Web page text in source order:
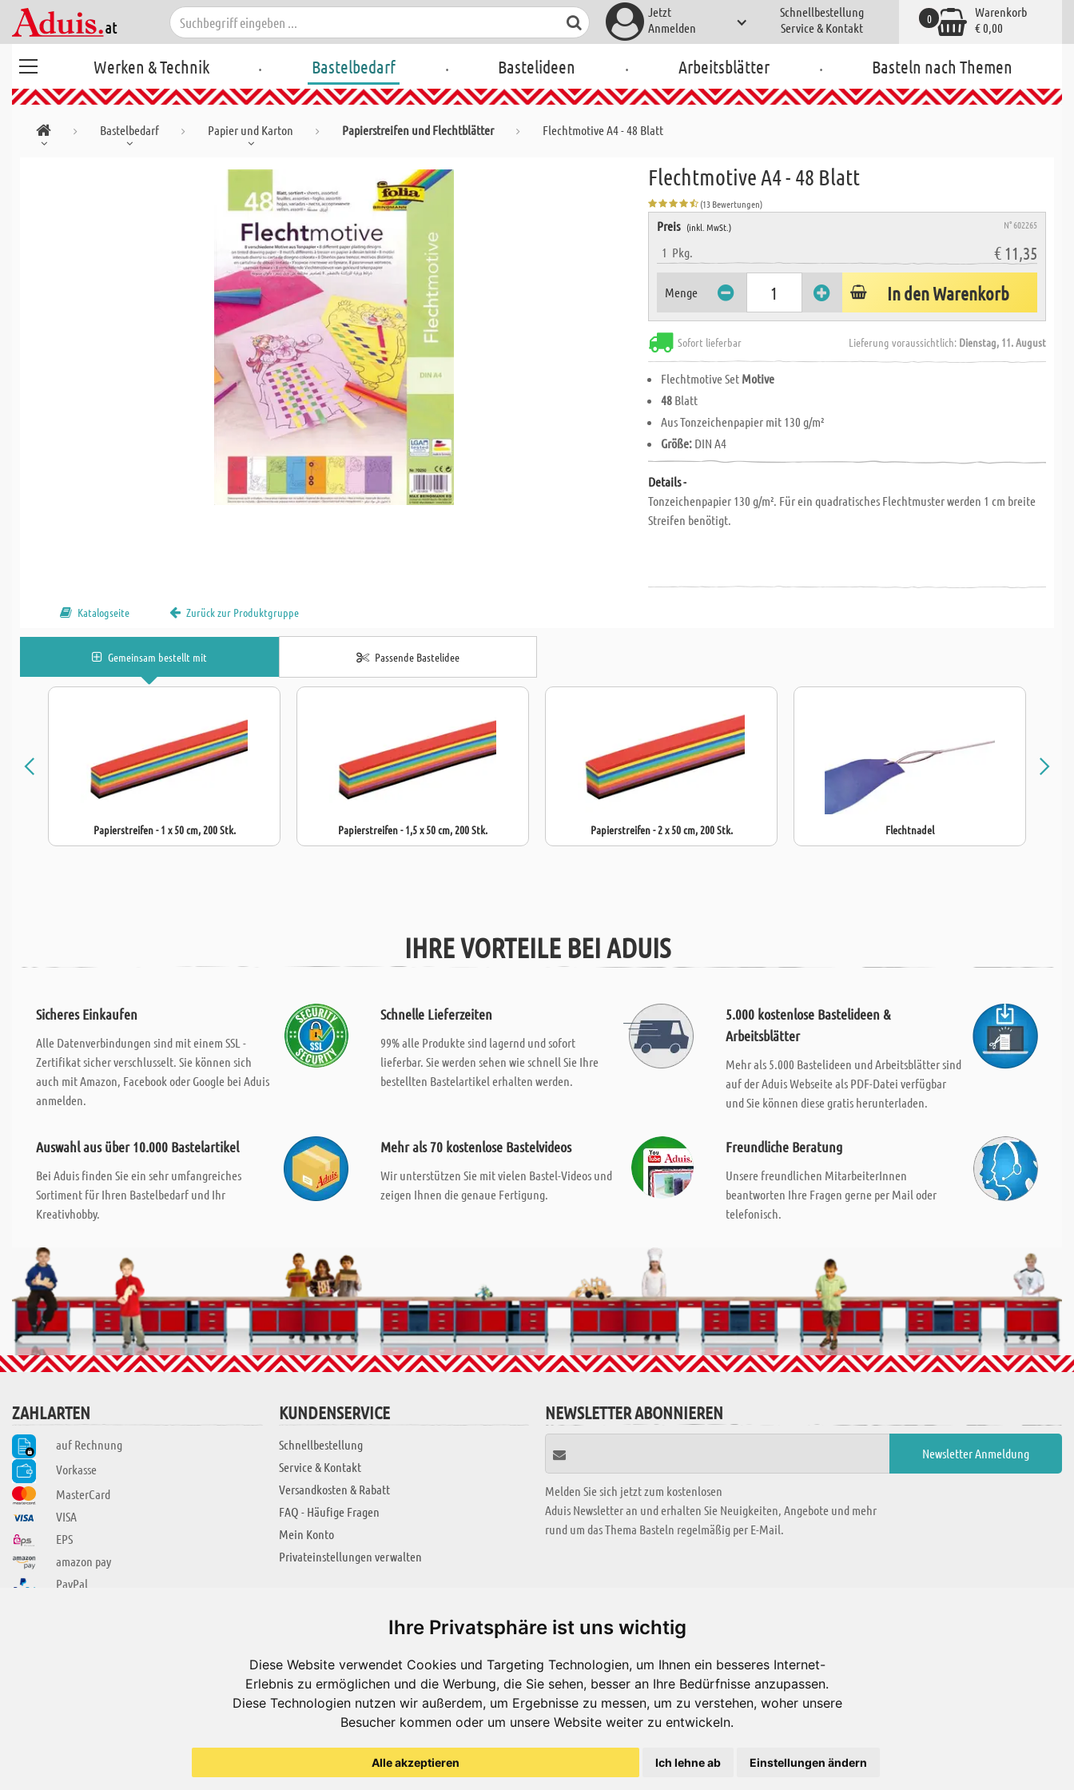
Ihre Privatsphäre ist uns wichtig
Diese Website verwendet Cookies und Targeting Technologien, um Ihnen ein besseres Internet-
Erlebnis zu ermöglichen und die Werbung, die Sie sehen, besser an Ihre Bedürfnisse anzupassen.
Diese Technologien nutzen wir außerdem, um Ergebnisse zu messen, um zu verstehen, woher unsere
Besucher kommen oder um unsere Website weiter zu entwickeln.
Alle akzeptieren Ich lehne ab Einstellungen ändern
Jetzt
Anmelden
Schnellbestellung
Service & Kontakt
Warenkorb
€ 0,00
0
Werken & Technik . Bastelbedarf . Bastelideen . Arbeitsblätter . Basteln nach Themen
Bastelbedarf Papier und Karton Papierstreifen und Flechtblätter Flechtmotive A4 - 48 Blatt
Flechtmotive A4 - 48 Blatt
(13 Bewertungen)
Preis (inkl. MwSt.) N° 602265
1 Pkg. € 11,35
Menge In den Warenkorb
Sofort lieferbar Lieferung voraussichtlich: Dienstag, 11. August
Flechtmotive Set Motive
48 Blatt
Aus Tonzeichenpapier mit 130 g/m²
Größe: DIN A4
Details -
Tonzeichenpapier 130 g/m². Für ein quadratisches Flechtmuster werden 1 cm breite
Streifen benötigt.
Katalogseite Zurück zur Produktgruppe
Gemeinsam bestellt mit Passende Bastelidee
Papierstreifen - 1 x 50 cm, 200 Stk. Papierstreifen - 1,5 x 50 cm, 200 Stk. Papierstreifen - 2 x 50 cm, 200 Stk. Flechtnadel
IHRE VORTEILE BEI ADUIS
Sicheres Einkaufen
Alle Datenverbindungen sind mit einem SSL -
Zertifikat sicher verschlusselt. Sie können sich
auch mit Amazon, Facebook oder Google bei Aduis
anmelden.
Schnelle Lieferzeiten
99% alle Produkte sind lagernd und sofort
lieferbar. Sie werden sehen wie schnell Sie Ihre
bestellten Bastelartikel erhalten werden.
5.000 kostenlose Bastelideen &
Arbeitsblätter
Mehr als 5.000 Bastelideen und Arbeitsblätter sind
auf der Aduis Webseite als PDF-Datei verfügbar
und Sie können diese gratis herunterladen.
Auswahl aus über 10.000 Bastelartikel
Bei Aduis finden Sie ein sehr umfangreiches
Sortiment für Ihren Bastelbedarf und Ihr
Kreativhobby.
Mehr als 70 kostenlose Bastelvideos
Wir unterstützen Sie mit vielen Bastel-Videos und
zeigen Ihnen die genaue Fertigung.
Freundliche Beratung
Unsere freundlichen MitarbeiterInnen
beantworten Ihre Fragen gerne per Mail oder
telefonisch.
ZAHLARTEN
auf Rechnung
Vorkasse
MasterCard
VISA
EPS
amazon pay
PayPal
KUNDENSERVICE
Schnellbestellung
Service & Kontakt
Versandkosten & Rabatt
FAQ - Häufige Fragen
Mein Konto
Privateinstellungen verwalten
NEWSLETTER ABONNIEREN
Melden Sie sich jetzt zum kostenlosen
Aduis Newsletter an und erhalten Sie Neuigkeiten, Angebote und mehr
rund um das Thema Basteln regelmäßig per E-Mail.
Jobs
Impressum
Datenschutzerklärung
KREATIV ZONE
Alle Videos
Bastelideen
Arbeitsblätter
Es gibt uns auch in